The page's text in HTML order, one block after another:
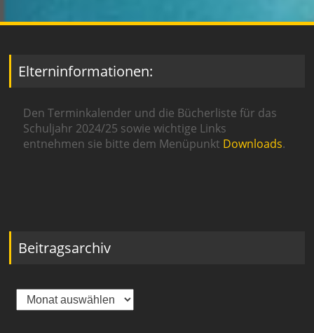
Elterninformationen:
Den Terminkalender und die Bücherliste für das
Schuljahr 2024/25 sowie wichtige Links
entnehmen sie bitte dem Menüpunkt Downloads.
Beitragsarchiv
Beitragsarchiv